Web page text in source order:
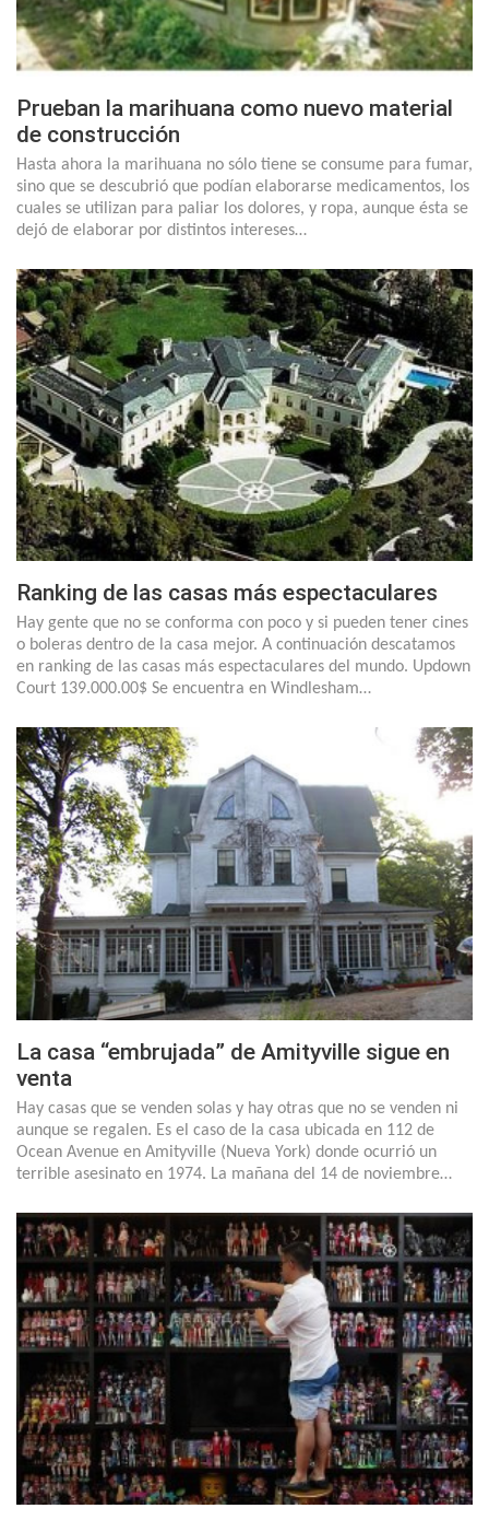
Prueban la marihuana como nuevo material
de construcción
Hasta ahora la marihuana no sólo tiene se consume para fumar,
sino que se descubrió que podían elaborarse medicamentos, los
cuales se utilizan para paliar los dolores, y ropa, aunque ésta se
dejó de elaborar por distintos intereses…
Ranking de las casas más espectaculares
Hay gente que no se conforma con poco y si pueden tener cines
o boleras dentro de la casa mejor. A continuación descatamos
en ranking de las casas más espectaculares del mundo. Updown
Court 139.000.00$ Se encuentra en Windlesham…
La casa “embrujada” de Amityville sigue en
venta
Hay casas que se venden solas y hay otras que no se venden ni
aunque se regalen. Es el caso de la casa ubicada en 112 de
Ocean Avenue en Amityville (Nueva York) donde ocurrió un
terrible asesinato en 1974. La mañana del 14 de noviembre…